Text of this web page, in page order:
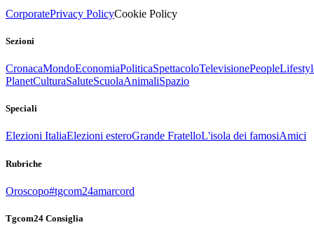
CorporatePrivacy PolicyCookie Policy
Sezioni
CronacaMondoEconomiaPoliticaSpettacoloTelevisionePeople
PlanetCulturaSaluteScuolaAnimaliSpazio
Speciali
Elezioni ItaliaElezioni esteroGrande FratelloL'isola dei famosiAmici
Rubriche
Oroscopo#tgcom24amarcord
Tgcom24 Consiglia